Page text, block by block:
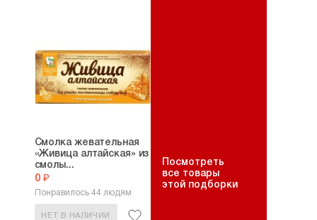
Смолка жевательная
«Живица алтайская» из
смолы...
0 ₽
Понравилось 44 людям
НЕТ В НАЛИЧИИ
Посмотреть
все товары
этой подборки